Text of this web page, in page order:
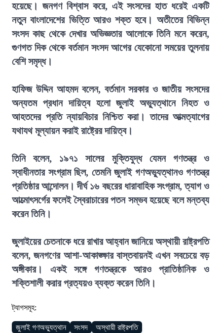
হয়েছে। জনগণ বিশ্বাস করে, এই সংসদের হাত ধরেই একটি
নতুন বাংলাদেশের ভিত্তি আরও শক্ত হবে। অতীতের বিভিন্ন
সংসদ কাছ থেকে দেখার অভিজ্ঞতার আলোকে তিনি মনে করেন,
গুণগত দিক থেকে বর্তমান সংসদ আগের যেকোনো সময়ের তুলনায়
বেশি সমৃদ্ধ।
হাফিজ উদ্দিন আহমদ বলেন, বর্তমান সরকার ও জাতীয় সংসদের
অন্যতম প্রধান দায়িত্ব হলো জুলাই অভ্যুত্থানে নিহত ও
আহতদের প্রতি ন্যায়বিচার নিশ্চিত করা। তাদের আত্মত্যাগের
যথাযথ মূল্যায়ন করাই রাষ্ট্রের দায়িত্ব।
তিনি বলেন, ১৯৭১ সালের মুক্তিযুদ্ধ যেমন গণতন্ত্র ও
স্বাধীনতার সংগ্রাম ছিল, তেমনি জুলাই গণঅভ্যুত্থানও গণতন্ত্র
প্রতিষ্ঠার আন্দোলন। দীর্ঘ ১৬ বছরের ধারাবাহিক সংগ্রাম, ত্যাগ ও
আত্মোৎসর্গের ফলেই স্বৈরাচারের পতন সম্ভব হয়েছে বলে মন্তব্য
করেন তিনি।
জুলাইয়ের চেতনাকে ধরে রাখার আহ্বান জানিয়ে অস্থায়ী রাষ্ট্রপতি
বলেন, জনগণের আশা-আকাঙ্ক্ষার বাস্তবায়নই এখন সবচেয়ে বড়
অঙ্গীকার। একই সঙ্গে গণতন্ত্রকে আরও প্রাতিষ্ঠানিক ও
শক্তিশালী করার প্রত্যয়ও ব্যক্ত করেন তিনি।
ট্যাগসমূহ:
জুলাই গণঅভ্যুত্থান সংসদ অস্থায়ী রাষ্ট্রপতি